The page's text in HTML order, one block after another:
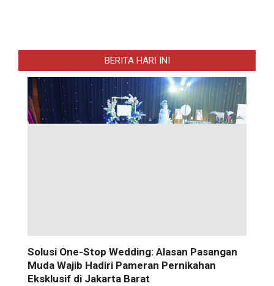
BERITA HARI INI
Solusi One-Stop Wedding: Alasan Pasangan
Muda Wajib Hadiri Pameran Pernikahan
Eksklusif di Jakarta Barat